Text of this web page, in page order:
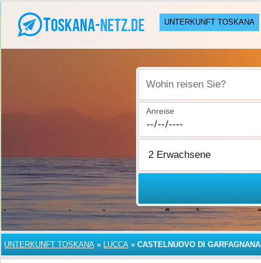
UNTERKUNFT TOSKANA
Wohin reisen Sie?
Anreise
UNTERKUNFT TOSKANA » LUCCA » CASTELNUOVO DI GARFAGNANA